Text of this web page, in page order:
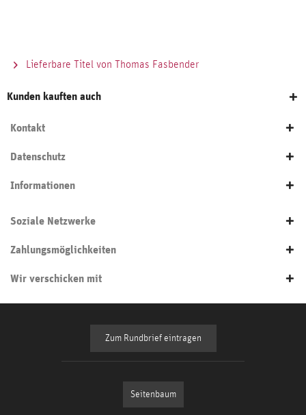
Lieferbare Titel von Thomas Fasbender
Kunden kauften auch
Kontakt
Datenschutz
Informationen
Soziale Netzwerke
Zahlungsmöglichkeiten
Wir verschicken mit
Zum Rundbrief eintragen
Seitenbaum